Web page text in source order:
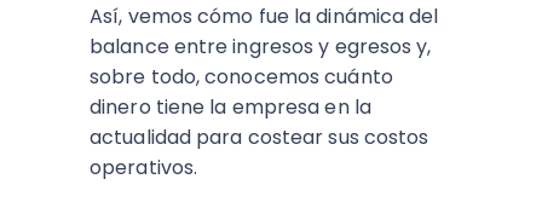
Así, vemos cómo fue la dinámica del
balance entre ingresos y egresos y,
sobre todo, conocemos cuánto
dinero tiene la empresa en la
actualidad para costear sus costos
operativos.